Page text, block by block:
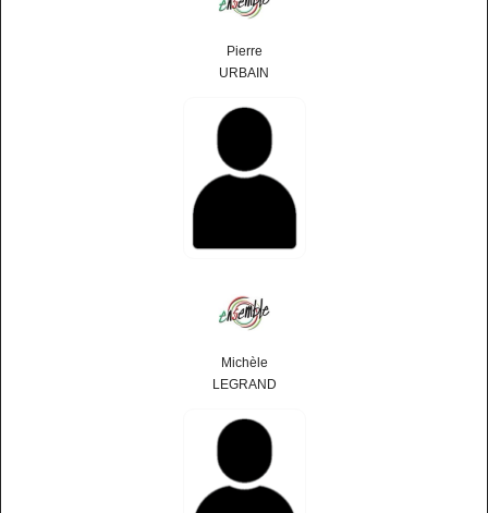
Pierre
URBAIN
Michèle
LEGRAND